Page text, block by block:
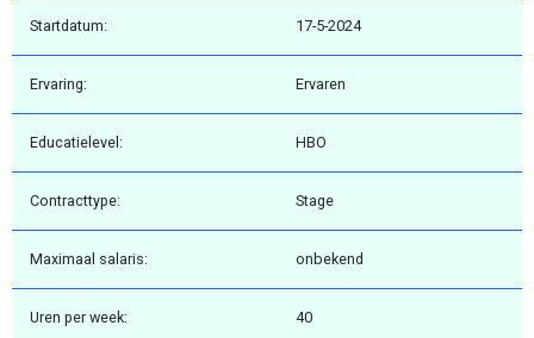
Startdatum: 17-5-2024
Ervaring: Ervaren
Educatielevel: HBO
Contracttype: Stage
Maximaal salaris: onbekend
Uren per week: 40